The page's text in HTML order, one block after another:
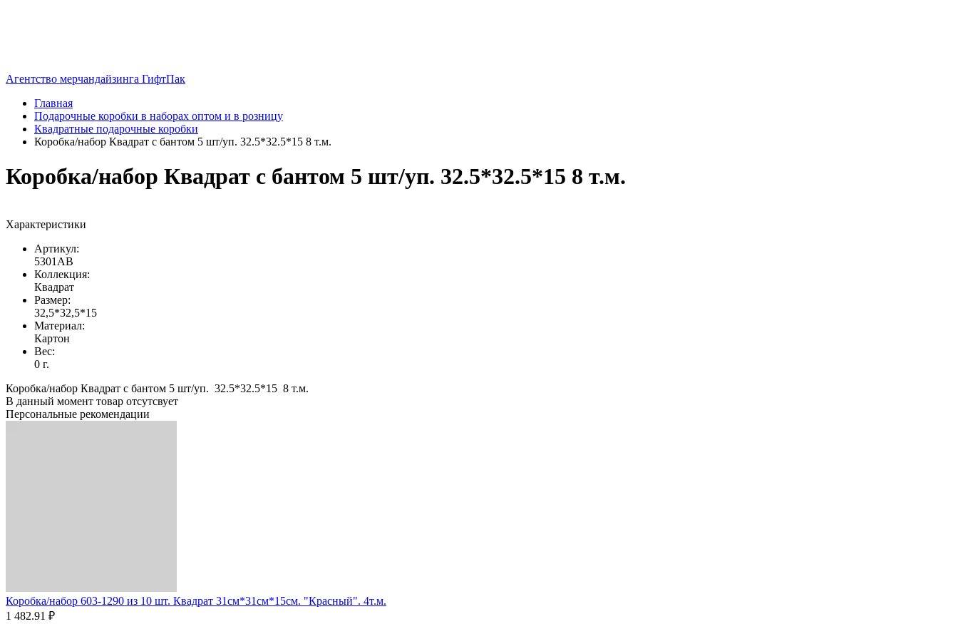
Агентство мерчандайзинга ГифтПак
Главная
Подарочные коробки в наборах оптом и в розницу
Квадратные подарочные коробки
Коробка/набор Квадрат с бантом 5 шт/уп. 32.5*32.5*15 8 т.м.
Коробка/набор Квадрат с бантом 5 шт/уп. 32.5*32.5*15 8 т.м.
Характеристики
Артикул:
5301AB
Коллекция:
Квадрат
Размер:
32,5*32,5*15
Материал:
Картон
Вес:
0 г.
Коробка/набор Квадрат с бантом 5 шт/уп. 32.5*32.5*15 8 т.м.
В данный момент товар отсутсвует
Персональные рекомендации
Коробка/набор 603-1290 из 10 шт. Квадрат 31см*31см*15см. "Красный". 4т.м.
1 482.91 ₽